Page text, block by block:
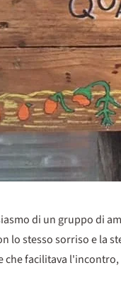
di un gruppo di
lo stesso sorriso e la
facilitava